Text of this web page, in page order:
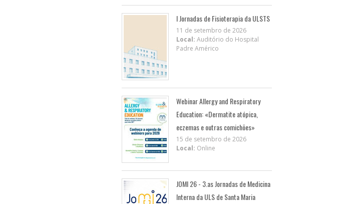
I Jornadas de Fisioterapia da ULSTS
11 de setembro de 2026
Local: Auditório do Hospital
Padre Américo
Webinar Allergy and Respiratory
Education: «Dermatite atópica,
eczemas e outras comichões»
15 de setembro de 2026
Local: Online
JOMI 26 - 3.as Jornadas de Medicina
Interna da ULS de Santa Maria